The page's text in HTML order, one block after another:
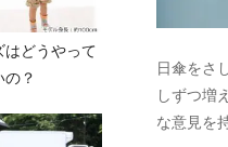
日傘をさ
しずつ増
な意見を
はどうやって
？